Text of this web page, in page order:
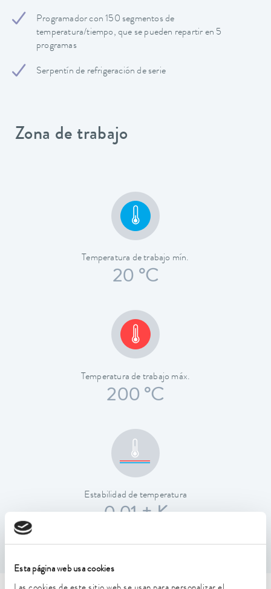
Esta página web usa cookies
Programador con 150 segmentos de
temperatura/tiempo, que se pueden repartir en 5
programas
Serpentín de refrigeración de serie
Zona de trabajo
Temperatura de trabajo mín.
20 °C
Temperatura de trabajo máx.
200 °C
Estabilidad de temperatura
0.01 ± K